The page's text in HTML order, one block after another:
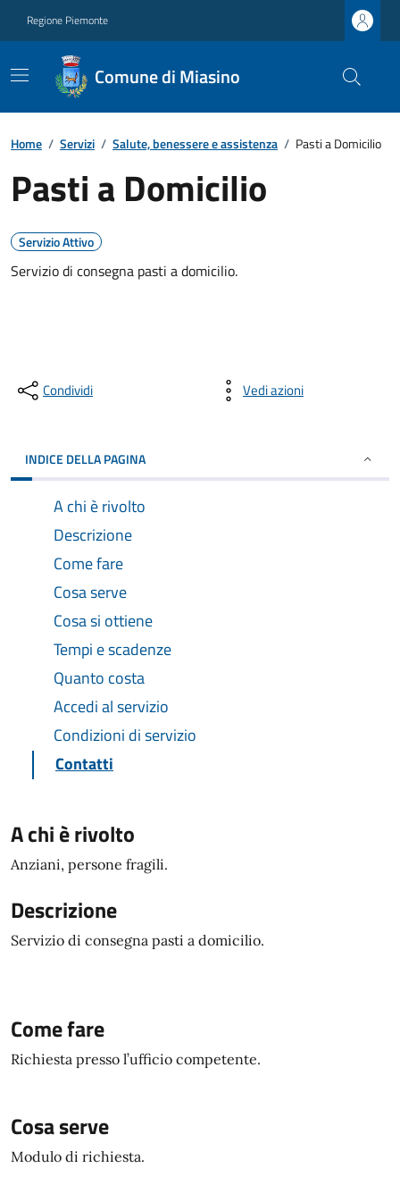
Regione Piemonte
Comune di Miasino
Home / Servizi / Salute, benessere e assistenza / Pasti a Domicilio
Pasti a Domicilio
Servizio Attivo
Servizio di consegna pasti a domicilio.
Condividi Vedi azioni
INDICE DELLA PAGINA
A chi è rivolto
Descrizione
Come fare
Cosa serve
Cosa si ottiene
Tempi e scadenze
Quanto costa
Accedi al servizio
Condizioni di servizio
Contatti
A chi è rivolto
Anziani, persone fragili.
Descrizione
Servizio di consegna pasti a domicilio.
Come fare
Richiesta presso l’ufficio competente.
Cosa serve
Modulo di richiesta.